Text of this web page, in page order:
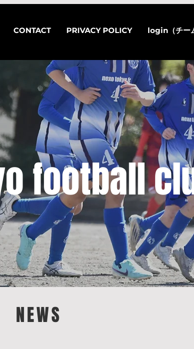
CONTACT PRIVACY POLICY login（チー
football
NEWS